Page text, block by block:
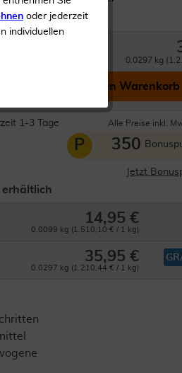
0.0297 kg
In den Warenkorb
1-3 Tage Alle Preise inkl.
P 350
Jetzt
erhältlich
14,95 €
0.0099 kg (1.510,10 € / 1 kg)
35,95 €
0.0297 kg (1.210,44 € / 1 kg)
oder jederzeit
individuellen